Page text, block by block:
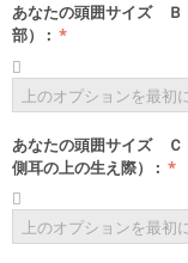
あなたの頭囲サイズ Ｂ
部） :
あなたの頭囲サイズ Ｃ
側耳の上の生え際） :